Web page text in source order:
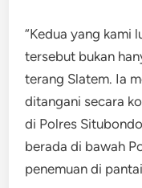
“Kedua yang kami
tersebut bukan
terang Slatem. Ia
ditangani secara
di Polres
berada di bawah
penemuan di